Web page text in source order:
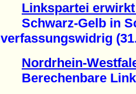
Linkspartei
Schwarz-Gelb in
verfassungswidrig
Nordrhein-
Berechenbare